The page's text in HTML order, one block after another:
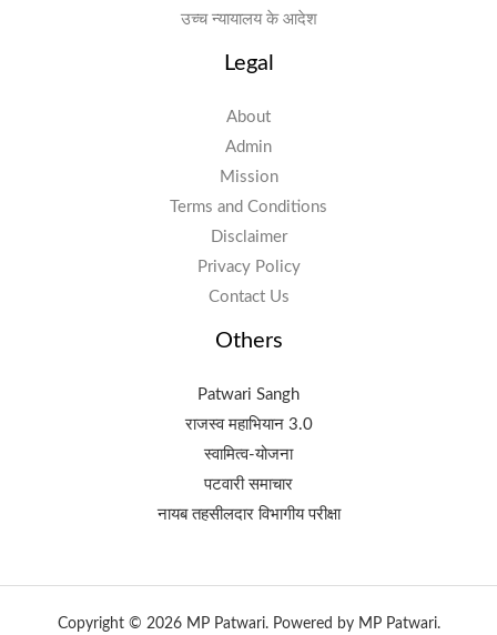
उच्च न्यायालय के आदेश
Legal
About
Admin
Mission
Terms and Conditions
Disclaimer
Privacy Policy
Contact Us
Others
Patwari Sangh
राजस्व महाभियान 3.0
स्वामित्व-योजना
पटवारी समाचार
नायब तहसीलदार विभागीय परीक्षा
Copyright © 2026 MP Patwari. Powered by MP Patwari.